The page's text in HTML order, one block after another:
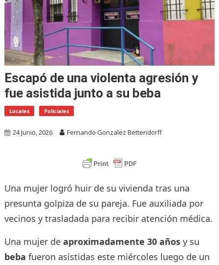
Escapó de una violenta agresión y
fue asistida junto a su beba
Locales Policiales
24 Junio, 2026 Fernando Gonzalez Bettendorff
Una mujer logró huir de su vivienda tras una
presunta golpiza de su pareja. Fue auxiliada por
vecinos y trasladada para recibir atención médica.
Una mujer de aproximadamente 30 añosy su
beba fueron asistidas este miércoles luego de un